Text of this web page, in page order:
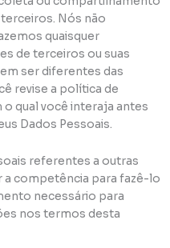
Nós não
quaisquer
de terceiros ou suas
ser diferentes das
revise a política de
o qual você interaja antes
Dados Pessoais.
referentes a outras
a competência para fazê-lo
necessário para
nos termos desta